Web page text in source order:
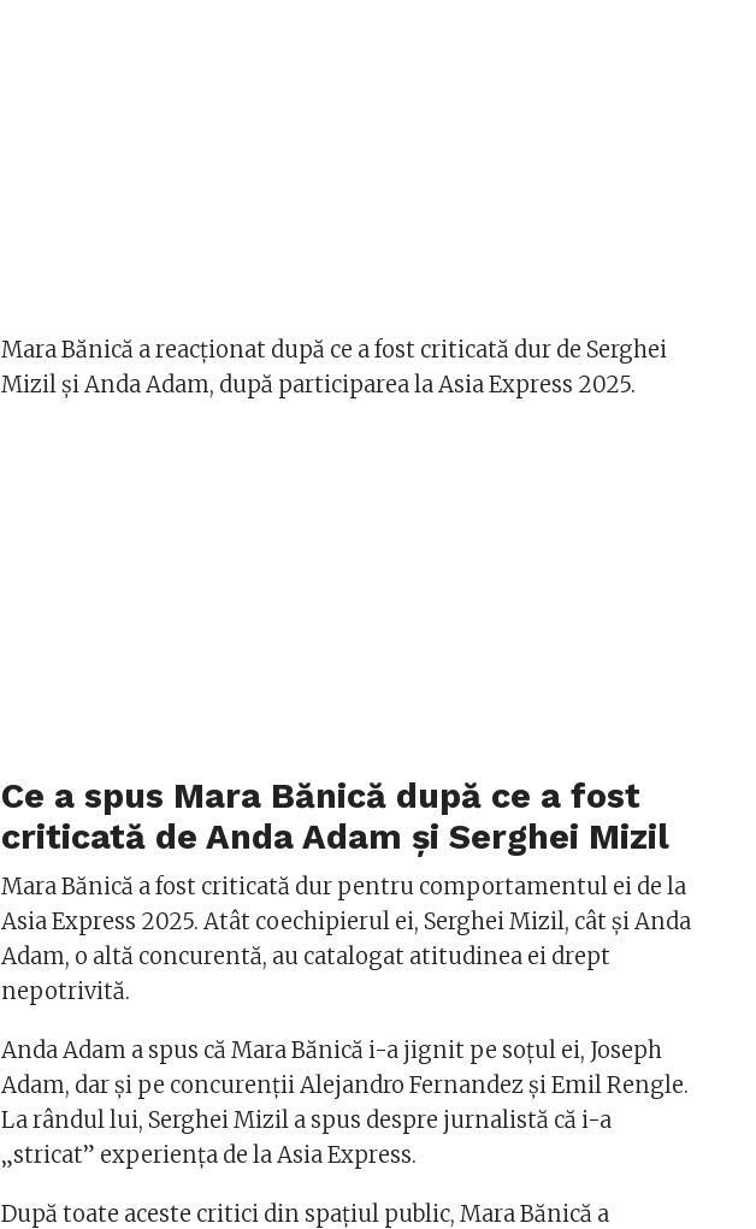
Mara Bănică a reacționat după ce a fost criticată dur de Serghei
Mizil și Anda Adam, după participarea la Asia Express 2025.
Ce a spus Mara Bănică după ce a fost
criticată de Anda Adam și Serghei Mizil
Mara Bănică a fost criticată dur pentru comportamentul ei de la
Asia Express 2025. Atât coechipierul ei, Serghei Mizil, cât și Anda
Adam, o altă concurentă, au catalogat atitudinea ei drept
nepotrivită.
Anda Adam a spus că Mara Bănică i-a jignit pe soțul ei, Joseph
Adam, dar și pe concurenții Alejandro Fernandez și Emil Rengle.
La rândul lui, Serghei Mizil a spus despre jurnalistă că i-a
„stricat” experiența de la Asia Express.
După toate aceste critici din spațiul public, Mara Bănică a